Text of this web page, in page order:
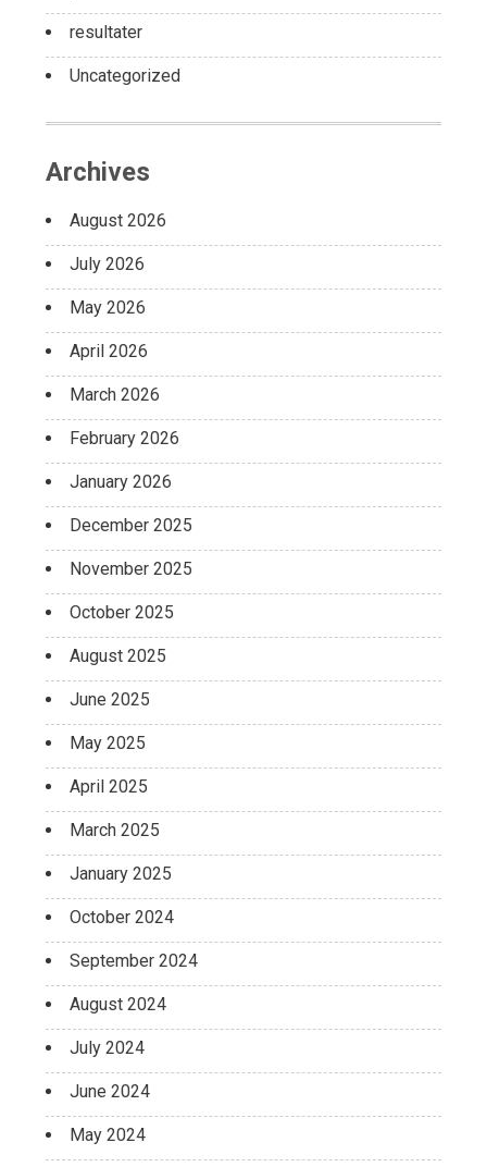
resultater
Uncategorized
Archives
August 2026
July 2026
May 2026
April 2026
March 2026
February 2026
January 2026
December 2025
November 2025
October 2025
August 2025
June 2025
May 2025
April 2025
March 2025
January 2025
October 2024
September 2024
August 2024
July 2024
June 2024
May 2024